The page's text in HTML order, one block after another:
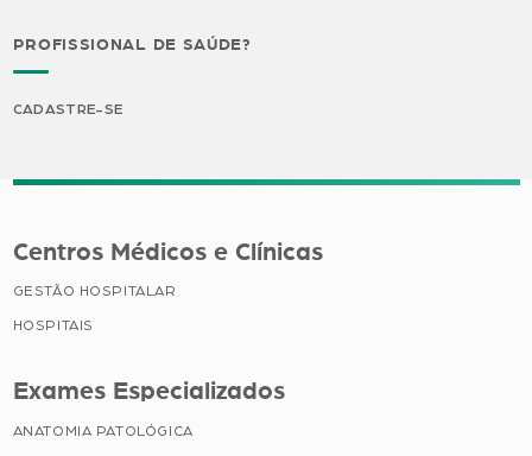
PROFISSIONAL DE SAÚDE?
CADASTRE-SE
Centros Médicos e Clínicas
GESTÃO HOSPITALAR
HOSPITAIS
Exames Especializados
ANATOMIA PATOLÓGICA